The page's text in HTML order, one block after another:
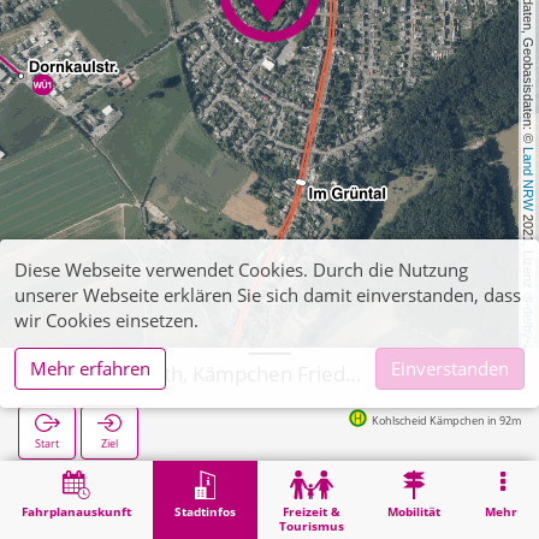
, Kartendaten, Geobasisdaten: ©
Land NRW
2021, Lizenz
dl-de/by-2-0
Fahrplanauskunft Stadtinfos
Freizeit &
Tourismus
Mobilität Mehr
Start Ziel
Kohlscheid Kämpchen in 92m
Stadtinfos Herzogenrath, Kämpchen Friedhof
Diese Webseite verwendet Cookies. Durch die Nutzung
unserer Webseite erklären Sie sich damit einverstanden, dass
wir Cookies einsetzen.
Mehr erfahren
Einverstanden